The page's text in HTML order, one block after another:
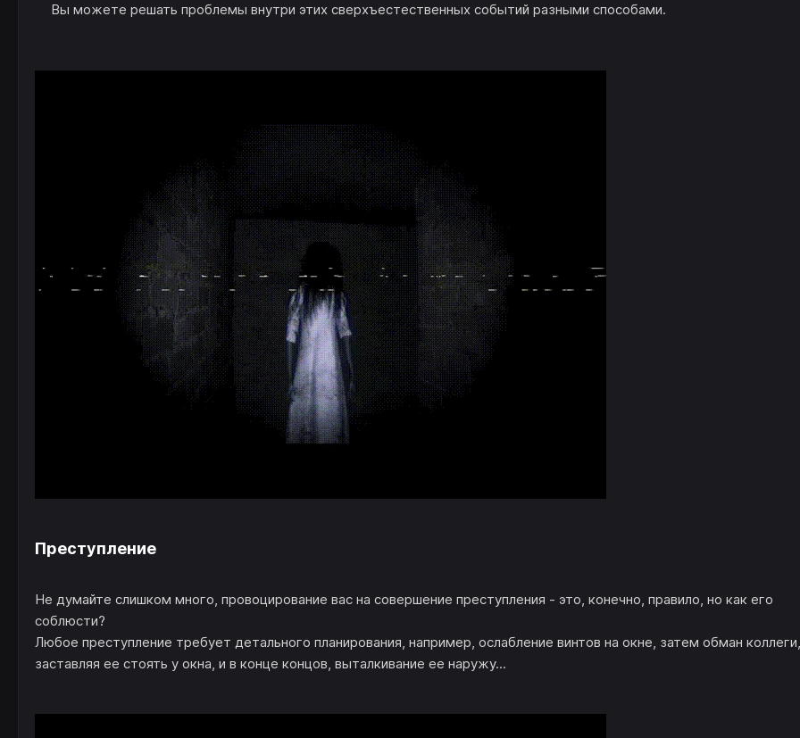
Вы можете решать проблемы внутри этих сверхъестественных событий разными способами.
Преступление
Не думайте слишком много, провоцирование вас на совершение преступления - это, конечно, правило, но как его
соблюсти?
Любое преступление требует детального планирования, например, ослабление винтов на окне, затем обман коллеги,
заставляя ее стоять у окна, и в конце концов, выталкивание ее наружу...